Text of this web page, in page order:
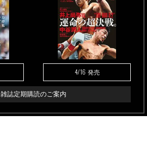
4/16 発売
雑誌定期購読のご案内